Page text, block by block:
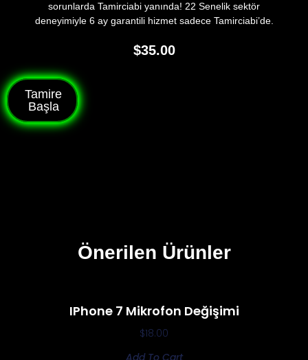
sorunlarda Tamirciabi yanında! 22 Senelik sektör
deneyimiyle 6 ay garantili hizmet sadece Tamirciabi’de.
$35.00
Tamire
Başla
Önerilen Ürünler
IPhone 7 Mikrofon Değişimi
$18.00